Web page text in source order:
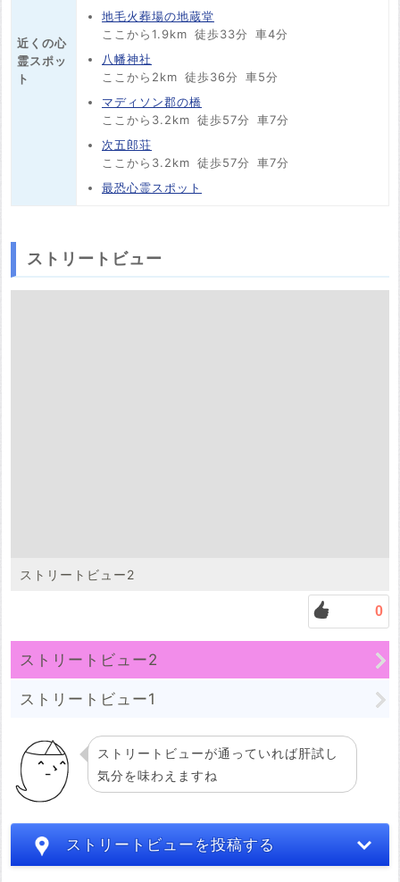
近くの心
霊スポッ
ト
地毛火葬場の地蔵堂
ここから1.9km 徒歩33分
車4分
八幡神社
ここから2km 徒歩36分
車5分
マディソン郡の橋
ここから3.2km 徒歩57分
車7分
次五郎荘
ここから3.2km 徒歩57分
車7分
最恐心霊スポット
ストリートビュー
ストリートビュー2
0
ストリートビュー2
ストリートビュー1
ストリートビューが通っていれば肝試し
気分を味わえますね
ストリートビューを投稿する